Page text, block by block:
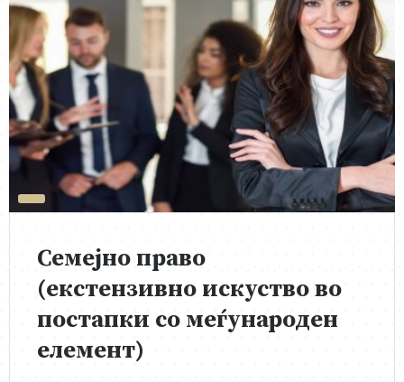
Семејно право
(екстензивно искуство во
постапки со меѓународен
елемент)